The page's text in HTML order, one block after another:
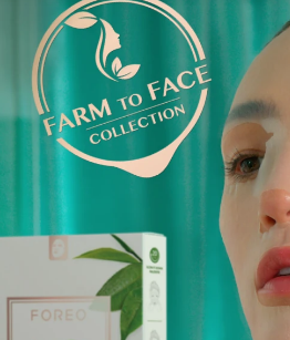
NOWOŚĆ
FAQ™ Pure Beauty-Tech
BREAKING NEWS
issa™ Teeth Whitening Set
Język
English Deutsch
Italiano
Svenska
Türkçe
简体中文